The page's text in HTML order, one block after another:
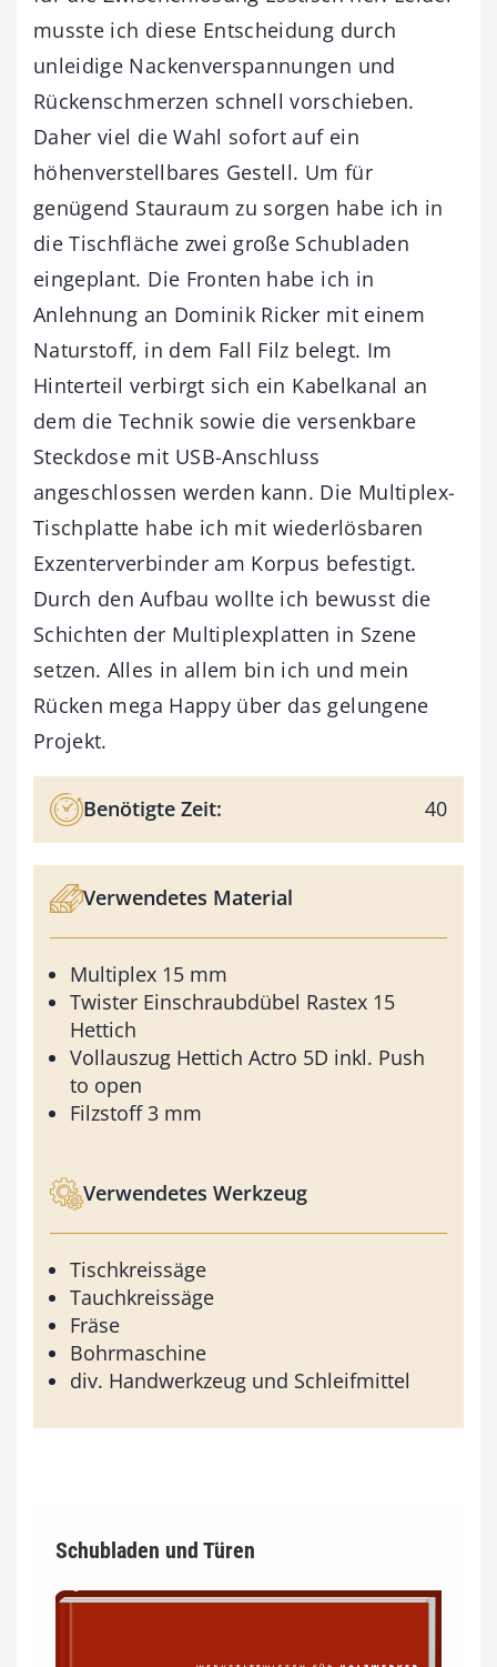
musste ich diese Entscheidung durch
unleidige Nackenverspannungen und
Rückenschmerzen schnell vorschieben.
Daher viel die Wahl sofort auf ein
höhenverstellbares Gestell. Um für
genügend Stauraum zu sorgen habe ich in
die Tischfläche zwei große Schubladen
eingeplant. Die Fronten habe ich in
Anlehnung an Dominik Ricker mit einem
Naturstoff, in dem Fall Filz belegt. Im
Hinterteil verbirgt sich ein Kabelkanal an
dem die Technik sowie die versenkbare
Steckdose mit USB-Anschluss
angeschlossen werden kann. Die Multiplex-
Tischplatte habe ich mit wiederlösbaren
Exzenterverbinder am Korpus befestigt.
Durch den Aufbau wollte ich bewusst die
Schichten der Multiplexplatten in Szene
setzen. Alles in allem bin ich und mein
Rücken mega Happy über das gelungene
Projekt.
Benötigte Zeit: 40
Verwendetes Material
Multiplex 15 mm
Twister Einschraubdübel Rastex 15
Hettich
Vollauszug Hettich Actro 5D inkl. Push
to open
Filzstoff 3 mm
Verwendetes Werkzeug
Tischkreissäge
Tauchkreissäge
Fräse
Bohrmaschine
div. Handwerkzeug und Schleifmittel
Schubladen und Türen